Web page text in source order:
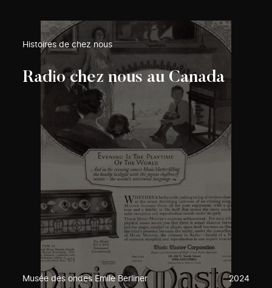
Histoires de chez nous
Radio chez nous au Canada
Musée des ondes Emile Berliner 2024